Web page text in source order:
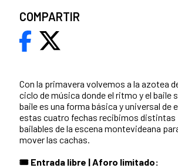
Con la primavera volvemos a la azotea
ciclo de música donde el ritmo y el baile
baile es una forma básica y universal de
estas cuatro fechas recibimos
bailables de la escena montevideana
mover las cachas.
🎟️ Entrada libre | Aforo limitado:
COMPARTIR